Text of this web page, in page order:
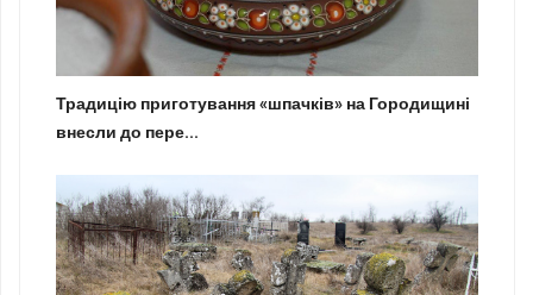
Традицію приготування «шпачків» на Городищині
внесли до пере...